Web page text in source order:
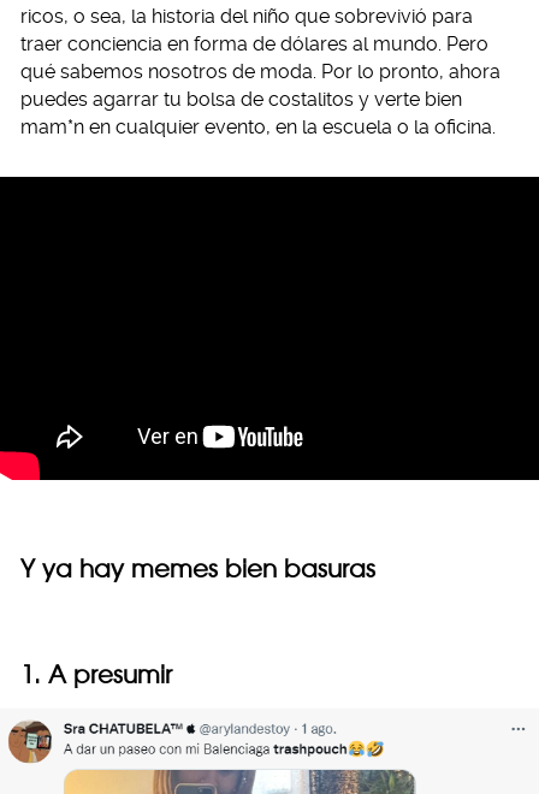
ricos, o sea, la historia del niño que sobrevivió para
traer conciencia en forma de dólares al mundo. Pero
qué sabemos nosotros de moda. Por lo pronto, ahora
puedes agarrar tu bolsa de costalitos y verte bien
mam*n en cualquier evento, en la escuela o la oficina.
Y ya hay memes bien basuras
1. A presumir